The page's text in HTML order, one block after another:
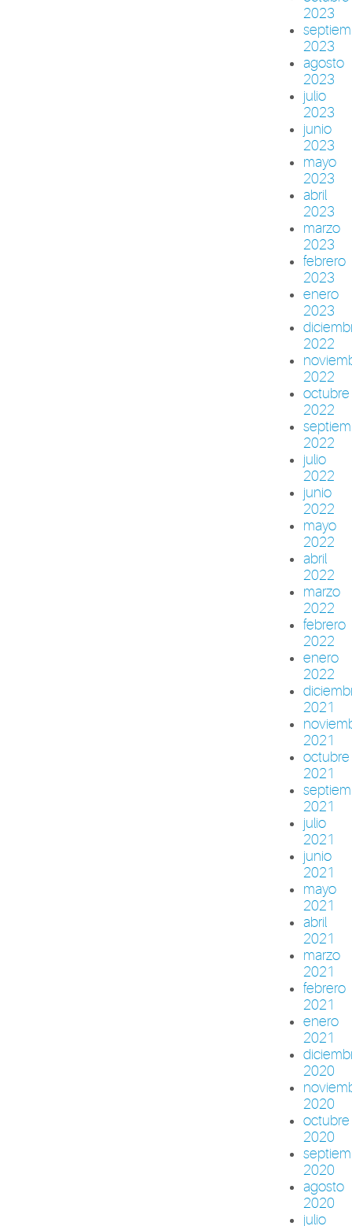
2023
2023
agosto
2023
julio
2023
junio
2023
mayo
2023
abril
2023
marzo
2023
febrero
2023
enero
2023
2022
2022
octubre
2022
2022
julio
2022
junio
2022
mayo
2022
abril
2022
marzo
2022
febrero
2022
enero
2022
2021
2021
octubre
2021
2021
julio
2021
junio
2021
mayo
2021
abril
2021
marzo
2021
febrero
2021
enero
2021
2020
2020
octubre
2020
2020
agosto
2020
julio